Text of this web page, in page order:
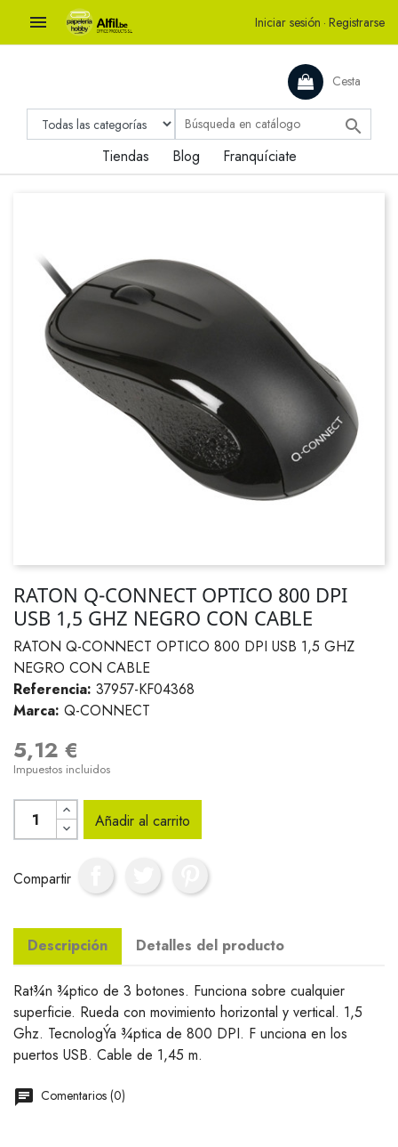
 Iniciar sesión · Registrarse
Cesta

Tiendas Blog Franquíciate
RATON Q-CONNECT OPTICO 800 DPI
USB 1,5 GHZ NEGRO CON CABLE
RATON Q-CONNECT OPTICO 800 DPI USB 1,5 GHZ
NEGRO CON CABLE
Referencia: 37957-KF04368
Marca: Q-CONNECT
5,12 €
Impuestos incluidos
Añadir al carrito
Compartir
Descripción Detalles del producto
Rat¾n ¾ptico de 3 botones. Funciona sobre cualquier
superficie. Rueda con movimiento horizontal y vertical. 1,5
Ghz. TecnologÝa ¾ptica de 800 DPI. F unciona en los
puertos USB. Cable de 1,45 m.
Comentarios (0)